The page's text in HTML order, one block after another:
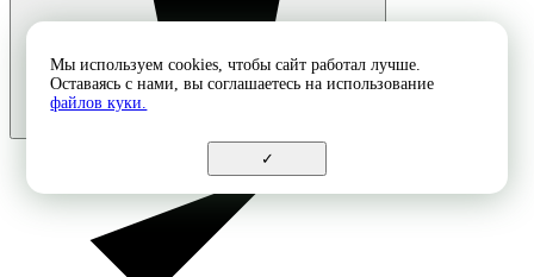
Мы используем cookies, чтобы сайт работал лучше.
Оставаясь с нами, вы соглашаетесь на использование
файлов куки.
✓